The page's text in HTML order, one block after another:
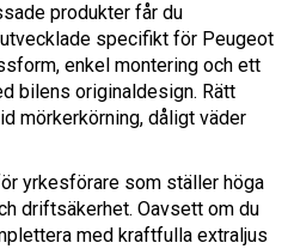
produkter får du
specifikt för Peugeot
enkel montering och ett
bilens originaldesign. Rätt
mörkerkörning, dåligt väder
yrkesförare som ställer höga
driftsäkerhet. Oavsett om du
med kraftfulla extraljus